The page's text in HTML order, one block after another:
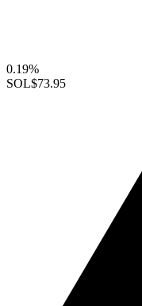
0.19%
SOL$73.95